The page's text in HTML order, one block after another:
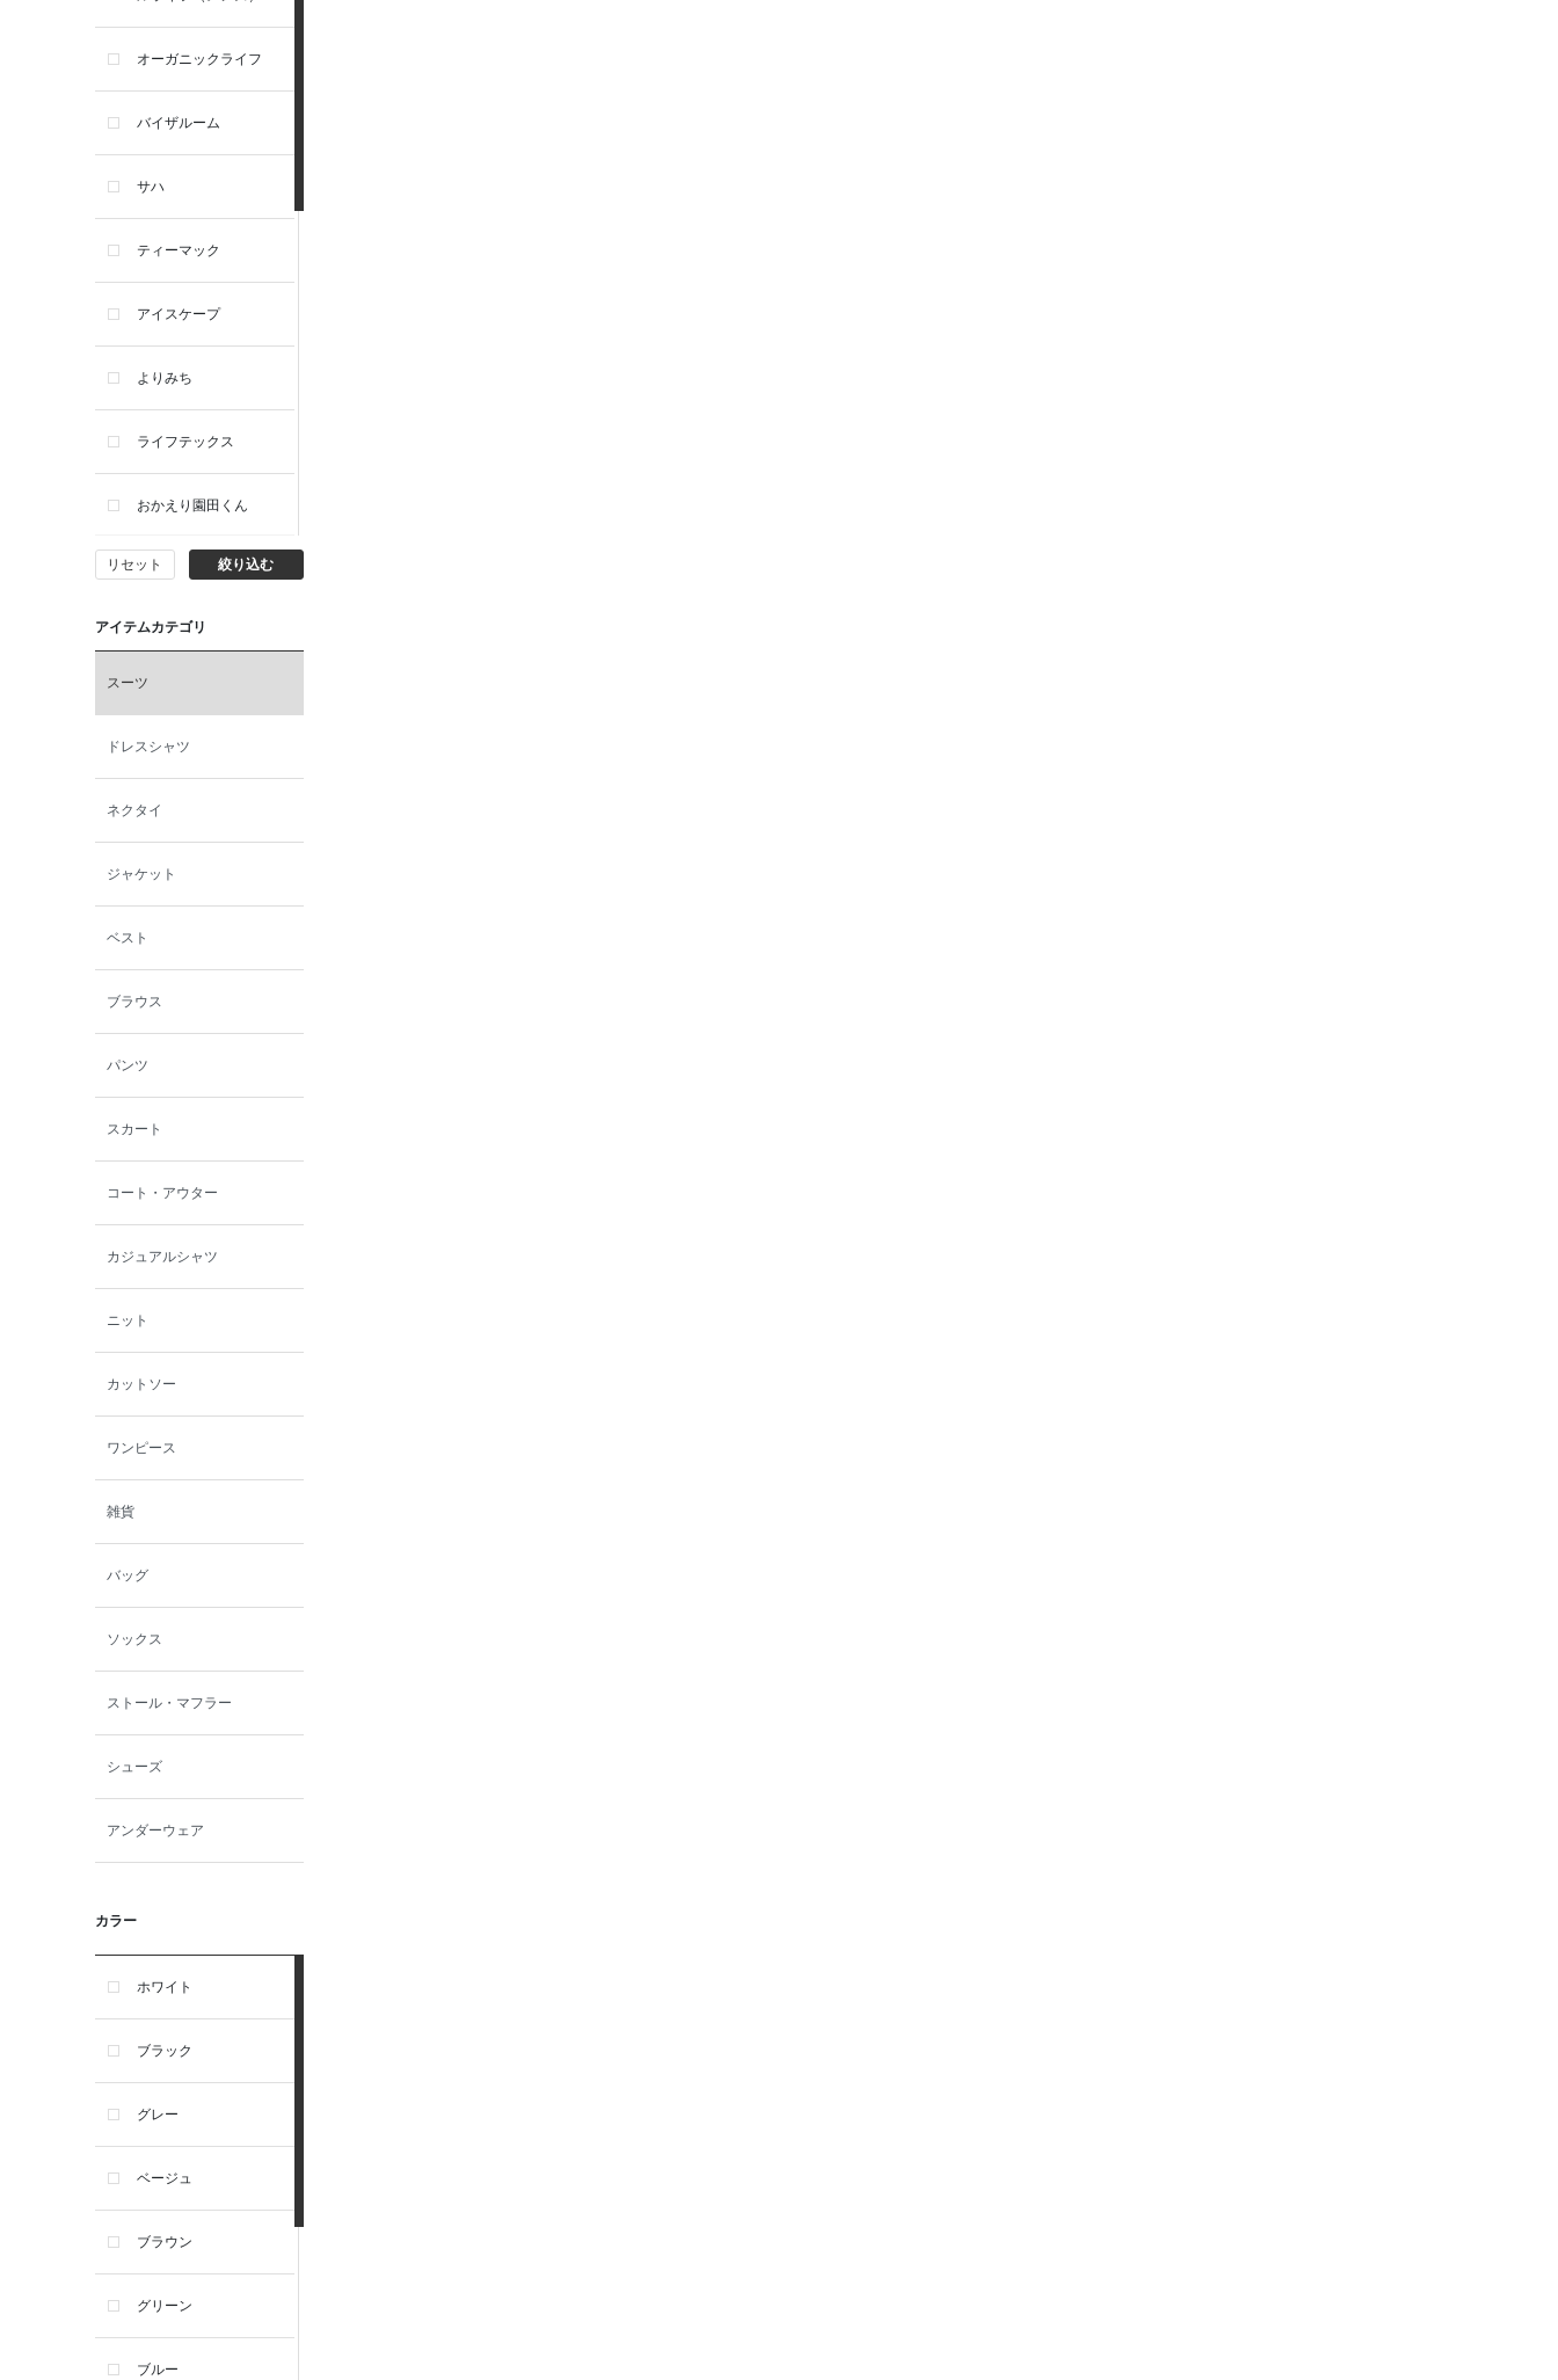
オーガニックライフ
バイザルーム
サハ
ティーマック
アイスケープ
よりみち
ライフテックス
おかえり園田くん
ビー・エー・ジー
イヴィスト
ン
西脇シリーズ
小泉革店
シャミー
パーソンズジーンズ
ファインデーション
ローズペッシュ / パル
モンド
リセット 絞り込む
アイテムカテゴリ
スーツ
ドレスシャツ
ネクタイ
ジャケット
ベスト
ブラウス
パンツ
スカート
コート・アウター
カジュアルシャツ
ニット
カットソー
ワンピース
雑貨
バッグ
ソックス
ストール・マフラー
シューズ
アンダーウェア
カラー
ホワイト
ブラック
グレー
ベージュ
ブラウン
グリーン
ブルー